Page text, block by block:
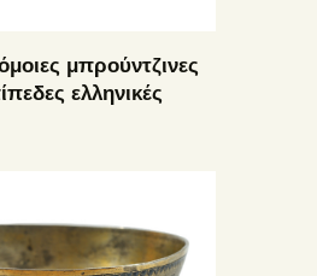
μπρούντζινες
ελληνικές